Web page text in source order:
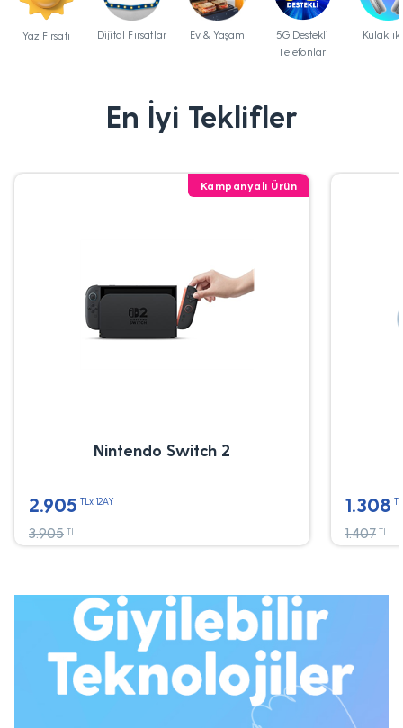
Yaz Fırsatı Dijital Fırsatlar Ev & Yaşam
5G Destekli
Telefonlar
En İyi Teklifler
Kampanyalı Ürün
Nintendo Switch 2
2.905 TLx 12AY
3.905 TL
1.308
1.407 TL